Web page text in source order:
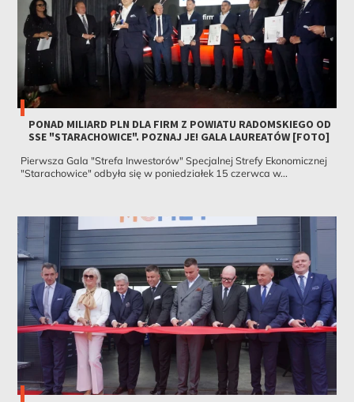
PONAD MILIARD PLN DLA FIRM Z POWIATU RADOMSKIEGO OD
SSE "STARACHOWICE". POZNAJ JE! GALA LAUREATÓW [FOTO]
Pierwsza Gala "Strefa Inwestorów" Specjalnej Strefy Ekonomicznej
"Starachowice" odbyła się w poniedziałek 15 czerwca w...